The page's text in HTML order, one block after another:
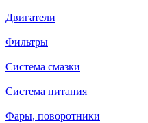
Двигатели
Фильтры
Система смазки
Система питания
Фары, поворотники